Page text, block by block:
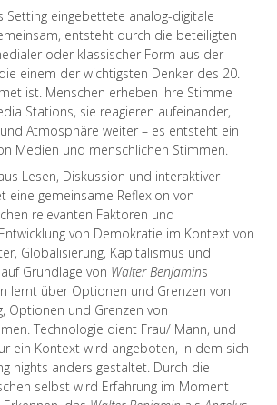
Setting eingebettete analog-digitale
entsteht durch die beteiligten
oder klassischer Form aus der
einem der wichtigsten Denker des 20.
ist. Menschen erheben ihre Stimme
Stations, sie reagieren aufeinander,
Atmosphäre weiter – es entsteht ein
Medien und menschlichen Stimmen.
Lesen, Diskussion und interaktiver
eine gemeinsame Reflexion von
relevanten Faktoren und
von Demokratie im Kontext von
Globalisierung, Kapitalismus und
Grundlage von Walter Benjamins
lernt über Optionen und Grenzen von
Optionen und Grenzen von
Technologie dient Frau/ Mann, und
ein Kontext wird angeboten, in dem sich
nights anders gestaltet. Durch die
selbst wird Erfahrung im Moment